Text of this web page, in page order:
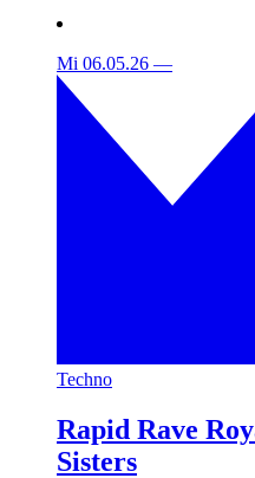
Mi 06.05.26 —
Techno
Rapid Rave
Sisters